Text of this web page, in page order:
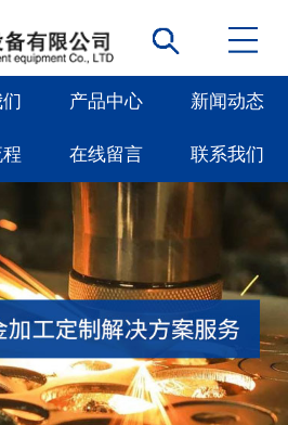
产品中心 新闻动态
在线留言 联系我们